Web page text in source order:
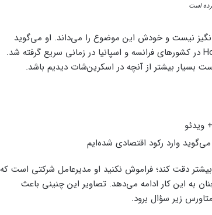
است
نیست و خودش این موضوع را می‌داند. او می‌گوید
اسکرین‌شات به‌منظور گرامی‌داشت آغازبه‌کار Horizon Worlds در کشورهای فرانسه و اسپانیا در زمانی سریع گرفته شد.
ویدئو
وارد رکود اقتصادی شده‌ایم
دقت کند؛ فراموش نکنید او مدیرعامل شرکتی است که
به این کار ادامه می‌دهد. تصاویر این چنینی باعث
زیر سؤال برود.